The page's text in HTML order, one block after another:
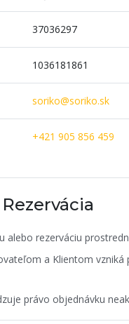
37036297
1036181861
soriko@soriko.sk
+421 905 856 459
alebo rezerváciu
a Klientom
právo objednávku